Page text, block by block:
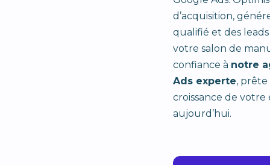
d’acquisition,
qualifié et des
votre salon de
confiance à notre
Ads experte, prête
croissance de votre
aujourd’hui.